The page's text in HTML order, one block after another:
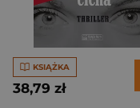
KSIĄŻKA
38,79 zł